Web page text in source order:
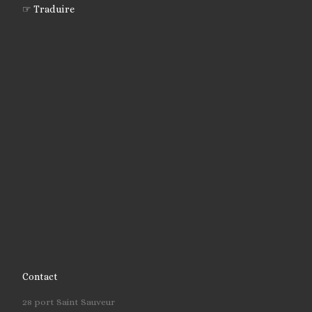
☞ Traduire
Contact
28 port Saint Sauveur